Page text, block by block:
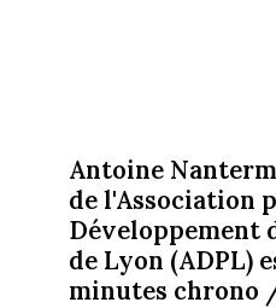
Antoine
de l'Association
Développement
de Lyon (ADPL)
minutes chrono